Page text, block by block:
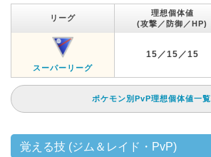
リーグ
理想個体値
(攻撃／防御／HP)
スーパーリーグ
15／15／15
ポケモン別PvP理想個体値一覧
覚える技 (ジム＆レイド・PvP)